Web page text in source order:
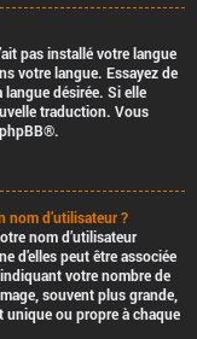
pas installé votre langue
votre langue. Essayez de
désirée. Si elle
traduction. Vous
phpBB®.
nom d’utilisateur ?
nom d’utilisateur
d’elles peut être associée
votre nombre de
souvent plus grande,
unique ou propre à chaque